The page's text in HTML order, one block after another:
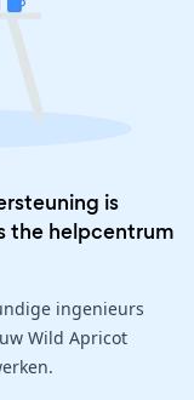
is
the helpcentrum
ingenieurs
Wild Apricot